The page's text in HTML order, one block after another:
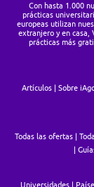
Con hasta 1.000
prácticas
europeas utilizan
extranjero y en casa,
prácticas más
Artículos Sobre
Todas las ofertas
Universidades